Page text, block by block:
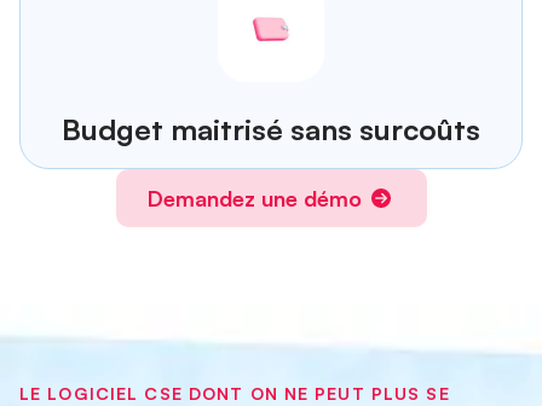
Budget maitrisé sans surcoûts
Demandez une démo
LE LOGICIEL CSE DONT ON NE PEUT PLUS SE